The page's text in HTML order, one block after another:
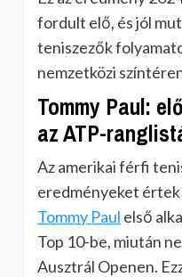
fordult elő, és jól
teniszezők
nemzetközi
Tommy Paul:
az ATP-
Az amerikai férfi
eredményeket
Tommy Paul első
Top 10-be, miután
Ausztrál Openen.